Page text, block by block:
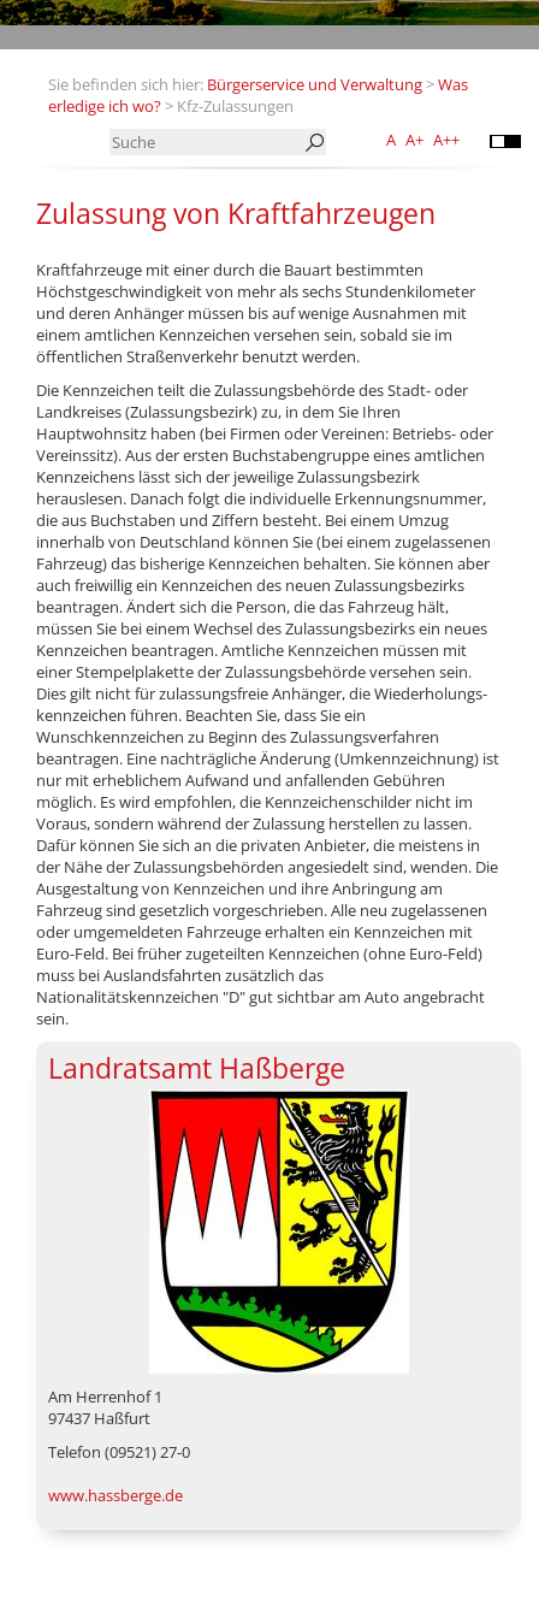
Sie befinden sich hier: Bürgerservice und Verwaltung>Was
erledige ich wo?> Kfz-Zulassungen
A A+ A++
Zulassung von Kraftfahrzeugen
Kraftfahrzeuge mit einer durch die Bauart bestimmten
Höchstgeschwindigkeit von mehr als sechs Stundenkilometer
und deren Anhänger müssen bis auf wenige Aus­nahmen mit
einem amtlichen Kennzeichen versehen sein, sobald sie im
öffentlichen Straßenverkehr benutzt werden.
Die Kennzeichen teilt die Zulassungsbehörde des Stadt- oder
Landkreises (Zulassungsbezirk) zu, in dem Sie Ihren
Hauptwohnsitz haben (bei Firmen oder Vereinen: Betriebs- oder
Vereinssitz). Aus der ersten Buchstabengruppe eines amtlichen
Kennzeichens lässt sich der jeweilige Zulassungsbezirk
herauslesen. Danach folgt die individuelle Erkennungsnummer,
die aus Buchstaben und Ziffern besteht. Bei einem Umzug
innerhalb von Deutschland können Sie (bei einem zugelassenen
Fahrzeug) das bisherige Kennzeichen behalten. Sie können aber
auch freiwillig ein Kennzeichen des neuen Zulassungsbezirks
beantragen. Ändert sich die Person, die das Fahrzeug hält,
müssen Sie bei einem Wechsel des Zulassungsbezirks ein neues
Kennzeichen beantragen. Amtliche Kennzeichen müssen mit
einer Stempelplakette der Zulassungsbehörde versehen sein.
Dies gilt nicht für zulassungsfreie Anhänger, die Wiederholungs­
kennzeichen führen. Beachten Sie, dass Sie ein
Wunschkennzeichen zu Beginn des Zulassungs­verfahren
beantragen. Eine nachträgliche Änderung (Umkennzeichnung) ist
nur mit erheblichem Aufwand und anfallenden Gebühren
möglich. Es wird empfohlen, die Kennzeichenschilder nicht im
Voraus, sondern während der Zulassung herstellen zu lassen.
Dafür können Sie sich an die privaten Anbieter, die meistens in
der Nähe der Zulassungsbehörden angesiedelt sind, wenden. Die
Ausgestaltung von Kennzeichen und ihre Anbringung am
Fahrzeug sind gesetzlich vorgeschrieben. Alle neu zugelassenen
oder umgemeldeten Fahrzeuge erhalten ein Kennzeichen mit
Euro-Feld. Bei früher zugeteilten Kennzeichen (ohne Euro-Feld)
muss bei Auslandsfahrten zusätzlich das
Nationalitätskennzeichen "D" gut sichtbar am Auto angebracht
sein.
Landratsamt Haßberge
Am Herrenhof 1
97437 Haßfurt
Telefon (09521) 27-0
www.hassberge.de